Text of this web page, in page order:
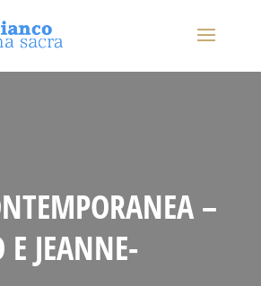
–
E JEANNE-